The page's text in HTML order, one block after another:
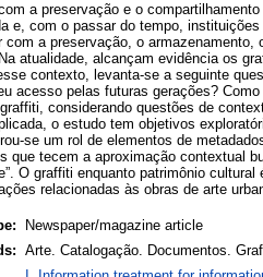
a preservação e o
e, com o passar do tempo,
com a preservação, o
atualidade, alcançam evidência os
contexto, levanta-se a seguinte
acesso pelas futuras gerações?
considerando questões de
o estudo tem objetivos
se um rol de elementos de
que tecem a aproximação contextual
O graffiti enquanto patrimônio
relacionadas às obras de arte
Newspaper/magazine article
Arte. Catalogação. Documentos.